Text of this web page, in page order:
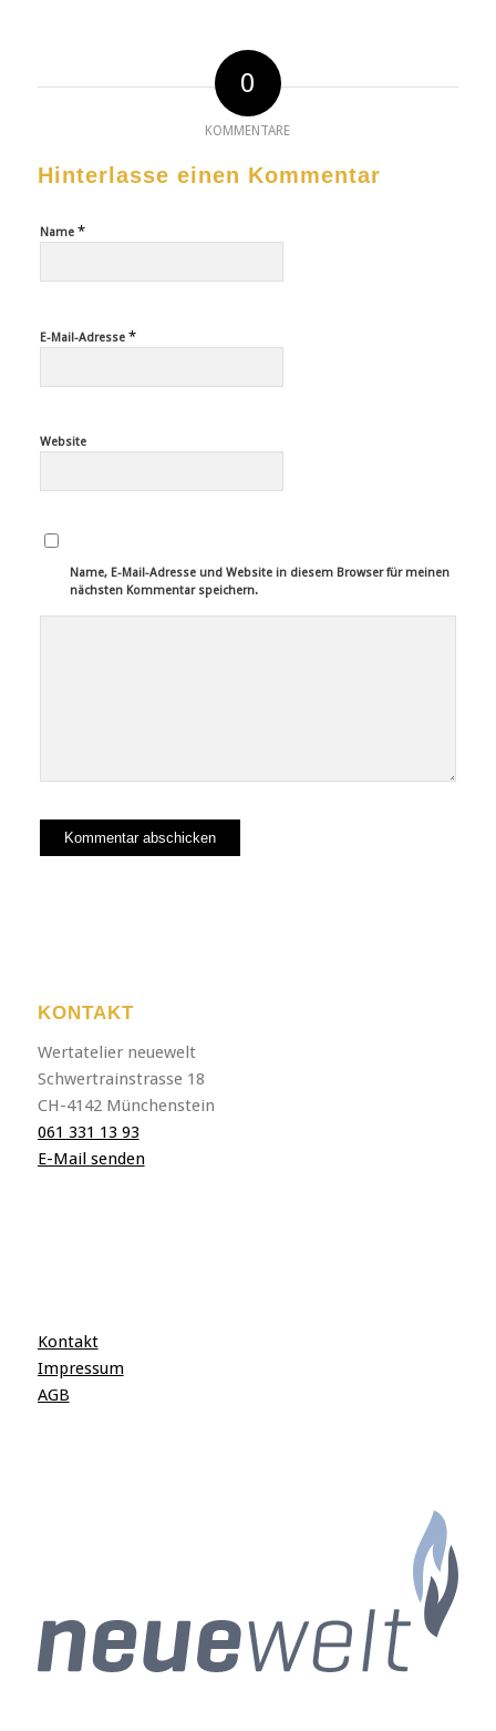
0
KOMMENTARE
Hinterlasse einen Kommentar
Name *
E-Mail-Adresse *
Website
Name, E-Mail-Adresse und Website in diesem Browser für meinen
nächsten Kommentar speichern.
KONTAKT
Wertatelier neuewelt
Schwertrainstrasse 18
CH-4142 Münchenstein
061 331 13 93
E-Mail senden
Kontakt
Impressum
AGB